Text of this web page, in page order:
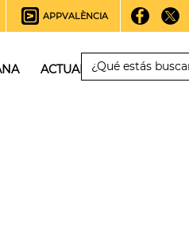
APPVALÈNCIA
ACTUALIDAD